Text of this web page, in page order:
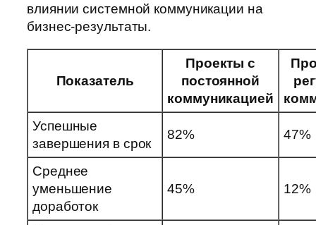
влиянии системной коммуникации на
бизнес-результаты.
Показатель
Проекты с
постоянной
коммуникацией
Успешные
завершения в срок
82% 47%
Среднее
уменьшение
доработок
45% 12%